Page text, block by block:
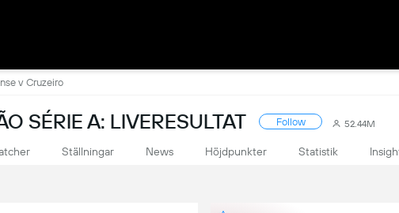
v Cruzeiro
SÉRIE A: LIVERESULTAT Follow 52.44M
Ställningar News Höjdpunkter Statistik